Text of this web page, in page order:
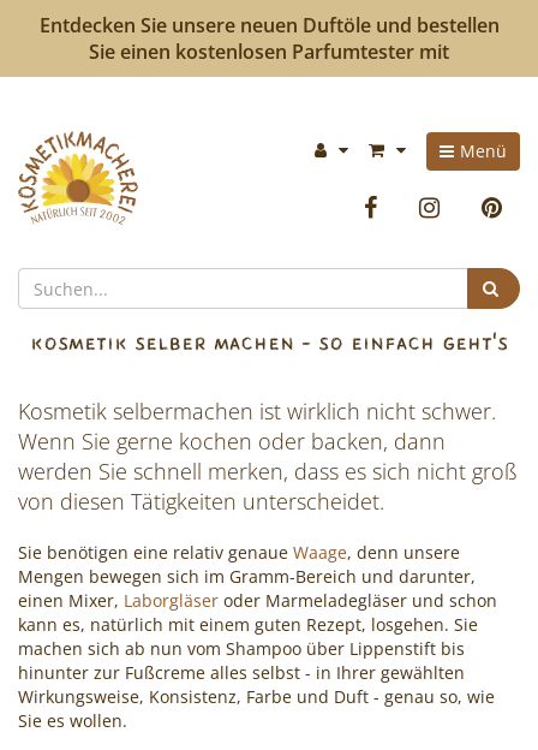
Entdecken Sie unsere neuen Duftöle und bestellen
Sie einen kostenlosen Parfumtester mit
Kosmetikmacherei
-
selbermachen
ist
so
einfach
wie
bunte
Cocktails
mixen!
Im
Menü
Facebook
KOSMETIK SELBER MACHEN - SO EINFACH GEHT'S
Kosmetik selbermachen ist wirklich nicht schwer.
Wenn Sie gerne kochen oder backen, dann
werden Sie schnell merken, dass es sich nicht groß
von diesen Tätigkeiten unterscheidet.
Sie benötigen eine relativ genaue Waage, denn unsere
Mengen bewegen sich im Gramm-Bereich und darunter,
einen Mixer, Laborgläser oder Marmeladegläser und schon
kann es, natürlich mit einem guten Rezept, losgehen. Sie
machen sich ab nun vom Shampoo über Lippenstift bis
hinunter zur Fußcreme alles selbst - in Ihrer gewählten
Wirkungsweise, Konsistenz, Farbe und Duft - genau so, wie
Sie es wollen.